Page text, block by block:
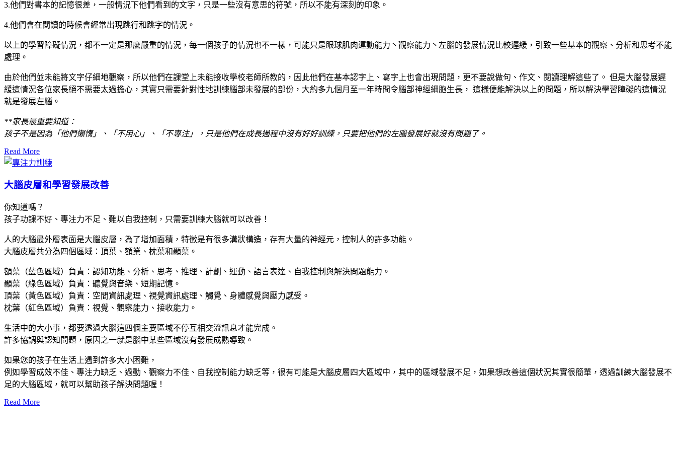
3.他們對書本的記憶很差，一般情況下他們看到的文字，只是一些沒有意思的符號，所以不能有深刻的印象。
4.他們會在閱讀的時候會經常出現跳行和跳字的情況。
以上的學習障礙情況，都不一定是那麼嚴重的情況，每一個孩子的情況也不一樣，可能只是眼球肌肉運動能力丶觀察能力丶左腦的發展情況比較遲緩，引致一些基本的觀察、分析和思考不能
處理。
由於他們並未能將文字仔細地觀察，所以他們在課堂上未能接收學校老師所教的，因此他們在基本認字上、寫字上也會出現問題，更不要說做句、作文、閱讀理解這些了。 但是大腦發展遲
緩這情況各位家長絕不需要太過擔心，其實只需要針對性地訓練腦部未發展的部份，大約多九個月至一年時間令腦部神經細胞生長， 這樣便能解決以上的問題，所以解決學習障礙的這情況
就是發展左腦。
**家長最重要知道：
孩子不是因為「他們懶惰」、「不用心」、「不專注」，只是他們在成長過程中沒有好好訓練，只要把他們的左腦發展好就沒有問題了。
Read More
大腦皮層和學習發展改善
你知道嗎？
孩子功課不好、專注力不足、難以自我控制，只需要訓練大腦就可以改善！
人的大腦最外層表面是大腦皮層，為了增加面積，特徵是有很多溝狀構造，存有大量的神經元，控制人的許多功能。
大腦皮層共分為四個區域：頂葉、額業、枕葉和顳葉。
額葉（藍色區域）負責：認知功能、分析、思考、推理、計劃、運動、語言表達、自我控制與解決問題能力。
顳葉（綠色區域）負責：聽覺與音樂、短期記憶。
頂葉（黃色區域）負責：空間資訊處理、視覺資訊處理、觸覺、身體感覺與壓力感受。
枕葉（紅色區域）負責：視覺、觀察能力、接收能力。
生活中的大小事，都要透過大腦這四個主要區域不停互相交流訊息才能完成。
許多協調與認知問題，原因之一就是腦中某些區域沒有發展成熟導致。
如果您的孩子在生活上遇到許多大小困難，
例如學習成效不佳、專注力缺乏、過動、觀察力不佳、自我控制能力缺乏等，很有可能是大腦皮層四大區域中，其中的區域發展不足，如果想改善這個狀況其實很簡單，透過訓練大腦發展不
足的大腦區域，就可以幫助孩子解決問題喔！
Read More